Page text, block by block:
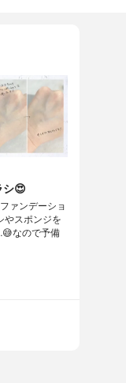
シ😍
ァンデーショ
やスポンジを
なので予備